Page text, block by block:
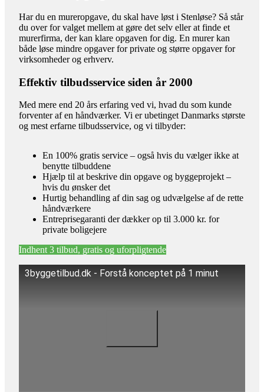
Har du en mureropgave, du skal have løst i Stenløse? Så står
du over for valget mellem at gøre det selv eller at finde et
murerfirma, der kan klare opgaven for dig. En murer kan
både løse mindre opgaver for private og større opgaver for
virksomheder og erhverv.
Effektiv tilbudsservice siden år 2000
Med mere end 20 års erfaring ved vi, hvad du som kunde
forventer af en håndværker. Vi er ubetinget Danmarks største
og mest erfarne tilbudsservice, og vi tilbyder:
En 100% gratis service – også hvis du vælger ikke at
benytte tilbuddene
Hjælp til at beskrive din opgave og byggeprojekt –
hvis du ønsker det
Hurtig behandling af din sag og udvælgelse af de rette
håndværkere
Entreprisegaranti der dækker op til 3.000 kr. for
private boligejere
Indhent 3 tilbud, gratis og uforpligtende
3byggetilbud.dk - Forstå konceptet på 1 minut